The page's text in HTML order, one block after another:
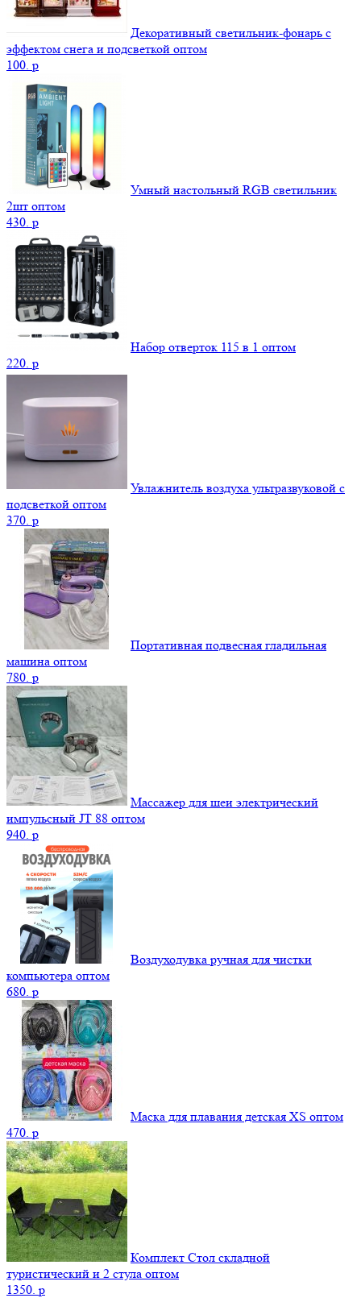
Декоративный светильник-фонарь с
эффектом снега и подсветкой оптом
100. p
Умный настольный RGB светильник
2шт оптом
430. p
Набор отверток 115 в 1 оптом
220. p
Увлажнитель воздуха ультразвуковой с
подсветкой оптом
370. p
Портативная подвесная гладильная
машина оптом
780. p
Массажер для шеи электрический
импульсный JT 88 оптом
940. p
Воздуходувка ручная для чистки
компьютера оптом
680. p
Маска для плавания детская XS оптом
470. p
Комплект Стол складной
туристический и 2 стула оптом
1350. p